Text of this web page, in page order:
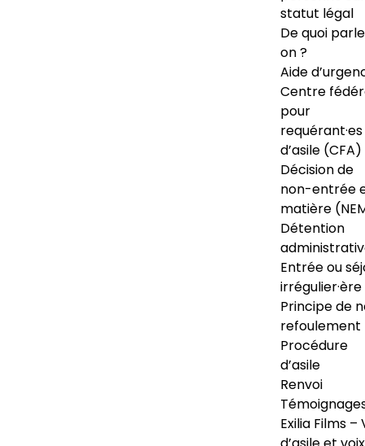
statut légal
De quoi
on ?
Aide
Centre
pour
requérant·es
d’asile (CFA)
Décision de
non-entrée
matière
Détention
Entrée ou
irrégulier·ère
Principe de
refoulement
Procédure
d’asile
Renvoi
Exilia Films –